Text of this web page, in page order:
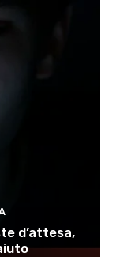
d’attesa,